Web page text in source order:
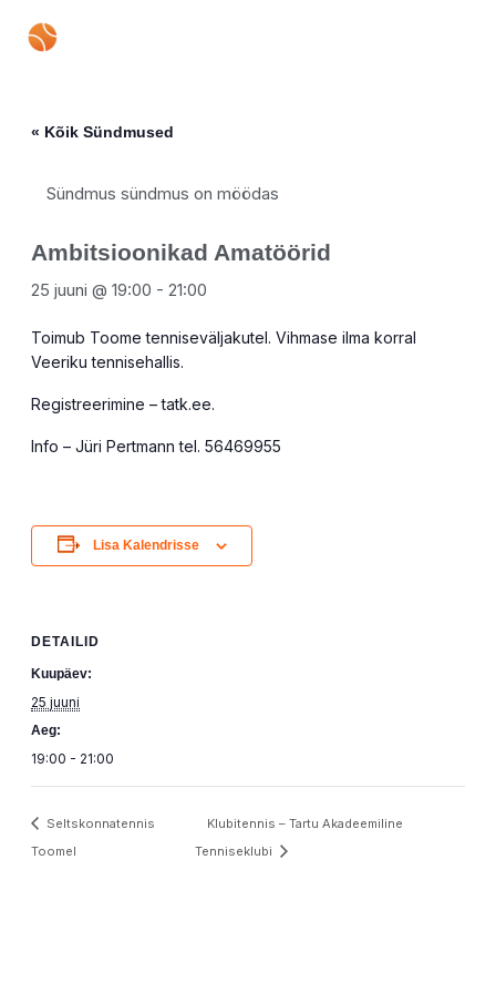
« Kõik Sündmused
Sündmus sündmus on möödas
Ambitsioonikad Amatöörid
25 juuni @ 19:00 -21:00
Toimub Toome tenniseväljakutel. Vihmase ilma korral
Veeriku tennisehallis.
Registreerimine – tatk.ee.
Info – Jüri Pertmann tel. 56469955
Lisa Kalendrisse
DETAILID
Kuupäev:
25 juuni
Aeg:
19:00 - 21:00
Seltskonnatennis
Toomel
Klubitennis – Tartu Akadeemiline
Tenniseklubi